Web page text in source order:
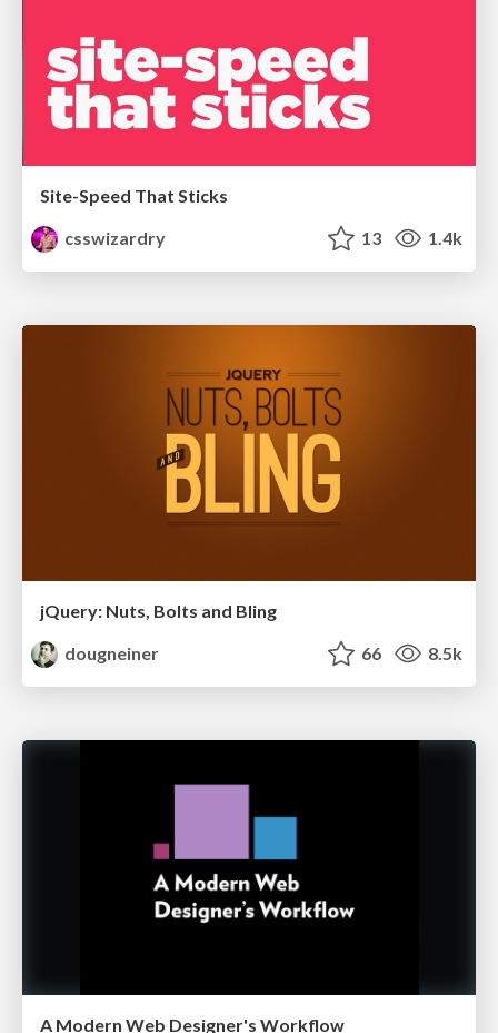
Site-Speed That Sticks
csswizardry
13 1.4k
jQuery: Nuts, Bolts and Bling
dougneiner
66 8.5k
A Modern Web Designer's Workflow